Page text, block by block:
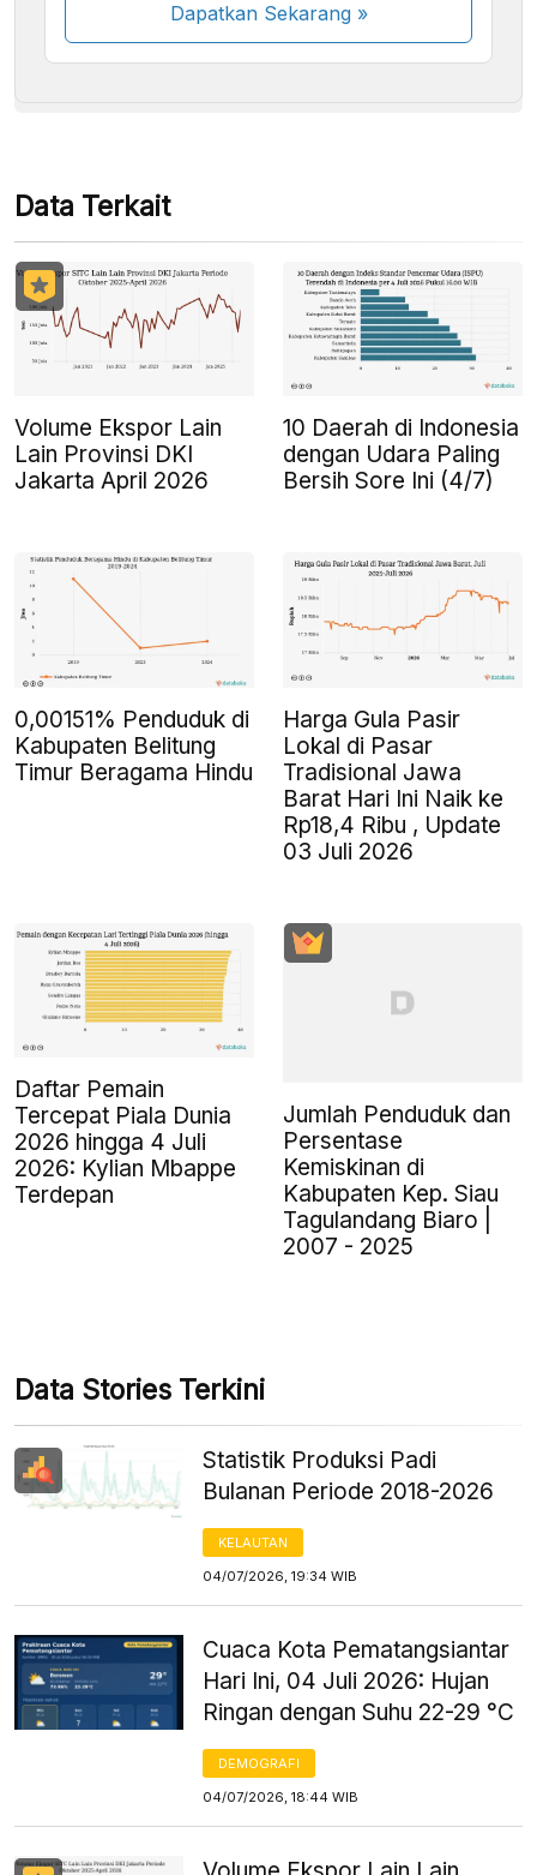
Dapatkan Sekarang»
Beberapa metode pembayaran masih dalam
Data Terkait
Volume Ekspor Lain
Lain Provinsi DKI
Jakarta April 2026
10 Daerah di Indonesia
dengan Udara Paling
Bersih Sore Ini (4/7)
0,00151% Penduduk di
Kabupaten Belitung
Timur Beragama Hindu
Harga Gula Pasir
Lokal di Pasar
Tradisional Jawa
Barat Hari Ini Naik ke
Rp18,4 Ribu , Update
03 Juli 2026
Daftar Pemain
Tercepat Piala Dunia
2026 hingga 4 Juli
2026: Kylian Mbappe
Terdepan
Jumlah Penduduk dan
Persentase
Kemiskinan di
Kabupaten Kep. Siau
Tagulandang Biaro |
2007 - 2025
Data Stories Terkini
Statistik Produksi Padi
Bulanan Periode 2018-2026
KELAUTAN
04/07/2026, 19:34 WIB
Cuaca Kota Pematangsiantar
Hari Ini, 04 Juli 2026: Hujan
Ringan dengan Suhu 22-29 °C
DEMOGRAFI
04/07/2026, 18:44 WIB